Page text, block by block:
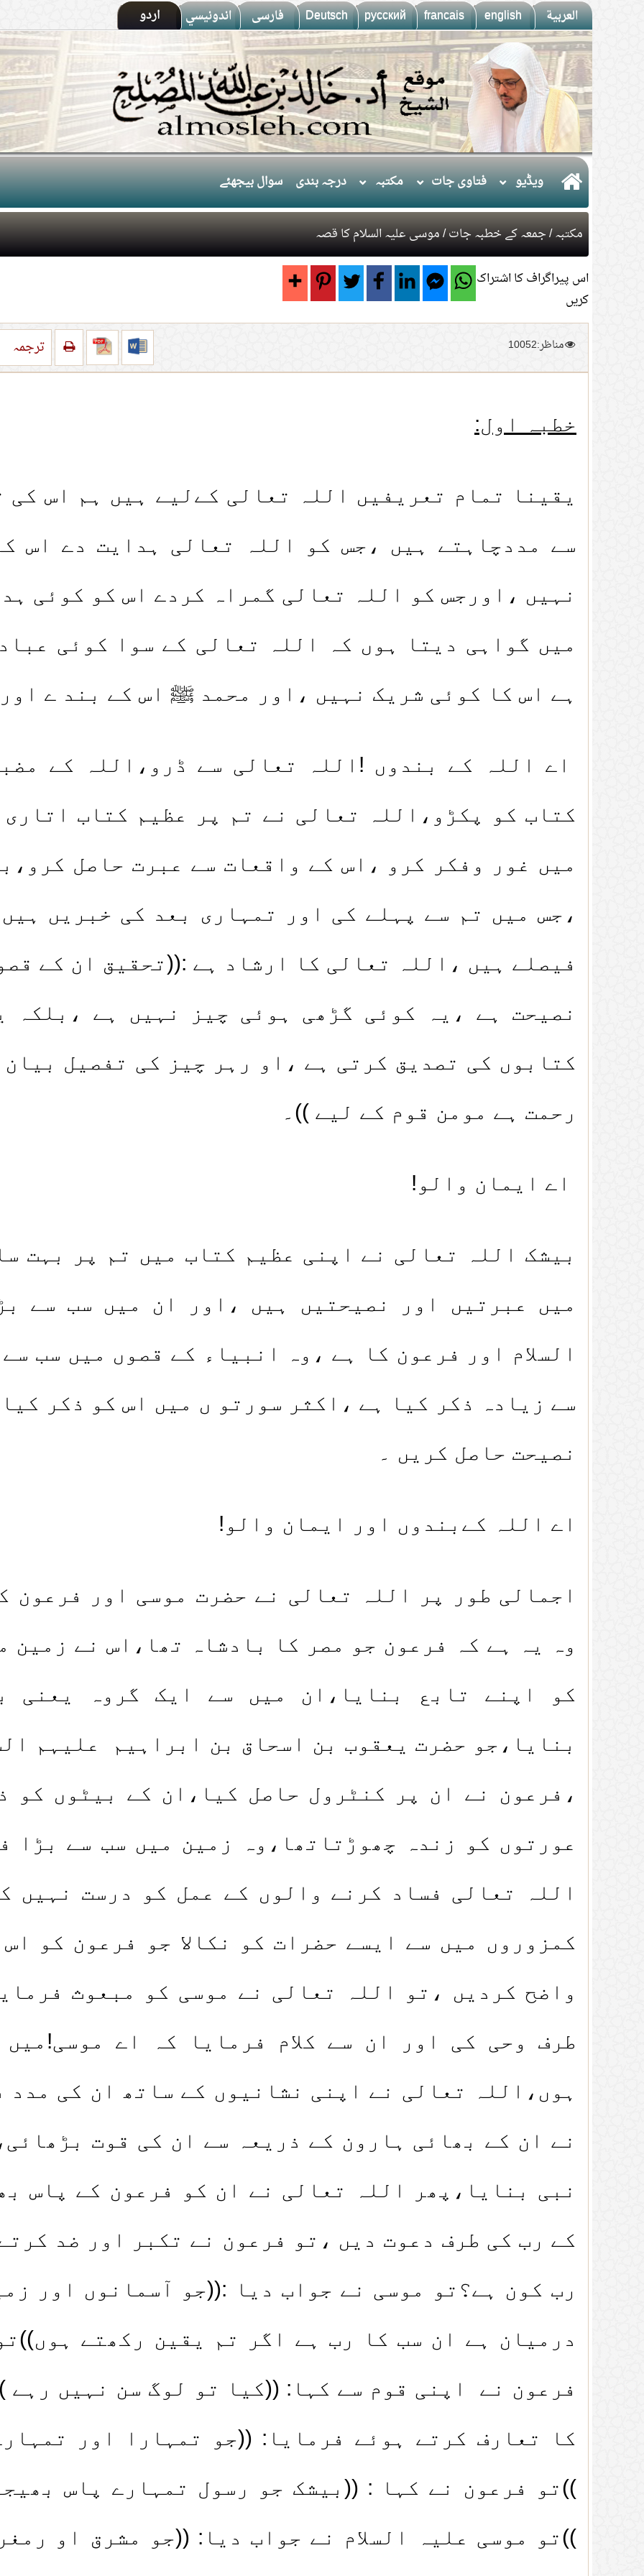
العربية english
francais
русский
Deutsch فارسى اندونيسي اردو
ويڈيو فتاوی جات مکتبہ درجہ بندی سوال بیجھئے
مکتبہ/جمعہ کے خطبہ جات/ موسی علیہ السلام کا قصہ
اس پیراگراف کا اشتراک
کریں
مناظر:10052 ترجمہ
خطبہ اول:
یقینا تمام تعریفیں اللہ تعالی کےلیے ہیں ہم اس کی
سے مددچاہتے ہیں ،جس کو اللہ تعالی ہدایت دے اس
نہیں ،اورجس کو اللہ تعالی گمراہ کردے اس کو کوئی
میں گواہی دیتا ہوں کہ اللہ تعالی کے سوا کوئی
ہے اس کا کوئی شریک نہیں ،اور محمد ﷺ اس کے بند ے
اے اللہ کے بندوں !اللہ تعالی سے ڈرو،اللہ کے
کتاب کو پکڑو،اللہ تعالی نے تم پر عظیم کتاب
میں غور وفکر کرو ،اس کے واقعات سے عبرت حاصل
،جس میں تم سے پہلے کی اور تمہاری بعد کی خبریں
فیصلے ہیں ،اللہ تعالی کا ارشاد ہے :((تحقیق ان کے
نصیحت ہے ،یہ کوئی گڑھی ہوئی چیز نہیں ہے ،بلکہ
کتابوں کی تصدیق کرتی ہے ،او رہر چیز کی تفصیل
رحمت ہے مومن قوم کے لیے ))۔
اے ایمان والو!
بیشک اللہ تعالی نے اپنی عظیم کتاب میں تم پر بہت
میں عبرتیں اور نصیحتیں ہیں ،اور ان میں سب سے
السلام اور فرعون کا ہے ،وہ انبیاء کے قصوں میں سب
سے زیادہ ذکر کیا ہے ،اکثر سورتو ں میں اس کو ذکر
نصیحت حاصل کریں ۔
اے اللہ کےبندوں اور ایمان والو!
اجمالی طور پر اللہ تعالی نے حضرت موسی اور
وہ یہ ہے کہ فرعون جو مصر کا بادشاہ تھا،اس نے زمین
کو اپنے تابع بنایا،ان میں سے ایک گروہ یعنی
بنایا،جو حضرت یعقوب بن اسحاق بن ابراہیم علیہم
،فرعون نے ان پر کنٹرول حاصل کیا،ان کے بیٹوں کو
عورتوں کو زندہ چھوڑتاتھا،وہ زمین میں سب سے بڑا
اللہ تعالی فساد کرنے والوں کے عمل کو درست نہیں
کمزوروں میں سے ایسے حضرات کو نکالا جو فرعون کو
واضح کردیں ،تو اللہ تعالی نے موسی کو مبعوث
طرف وحی کی اور ان سے کلام فرمایا کہ اے
ہوں،اللہ تعالی نے اپنی نشانیوں کے ساتھ ان کی
نے ان کے بھائی ہارون کے ذریعہ سے ان کی قوت
نبی بنایا،پھر اللہ تعالی نے ان کو فرعون کے پاس
کے رب کی طرف دعوت دیں ،تو فرعون نے تکبر اور ضد
رب کون ہے؟تو موسی نے جواب دیا :((جو آسمانوں اور
درمیان ہے ان سب کا رب ہے اگر تم یقین رکھتے
فرعون نے اپنی قوم سے کہا: ((کیا تو لوگ سن نہیں رہے
کا تعارف کرتے ہوئے فرمایا: ((جو تمہارا اور
))تو فرعون نے کہا : ((بیشک جو رسول تمہارے پاس
))تو موسی علیہ السلام نے جواب دیا: ((جو مشرق او